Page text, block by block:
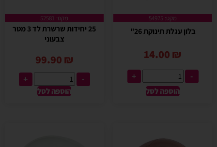
מקט: 54975
בלון עגלת תינוקת 26"
14.00 ₪
-
+
הוספה לסל
מקט: 52581
25 יחידות שרשרת לד 3 מטר
צבעוני
99.90 ₪
-
+
הוספה לסל